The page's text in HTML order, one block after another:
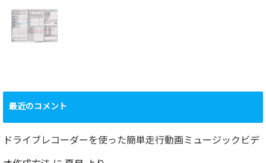
撮影方法のレクチ
ャー
2022.12.24
要再検査となって
しまった…
2022.07.30
最近のコメント
ドライブレコーダーを使った簡単走行動画ミュージックビデ